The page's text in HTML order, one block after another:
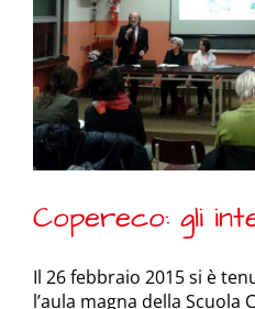
Copereco: gli
Il 26 febbraio 2015 si è
l’aula magna della Scuola